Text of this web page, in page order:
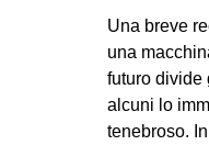
Una breve
una
futuro divide
alcuni lo
tenebroso.